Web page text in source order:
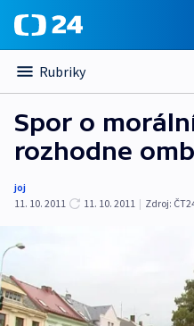
Rubriky
Spor o
rozhodne
joj
11. 10. 2011
11. 10. 2011 | Zdroj: